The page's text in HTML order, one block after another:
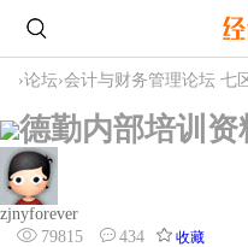
›论坛›会计与财务管理论坛 七
德勤内部培训资
zjnyforever
79815
434 收藏